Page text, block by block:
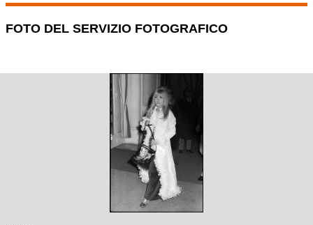
FOTO DEL SERVIZIO FOTOGRAFICO